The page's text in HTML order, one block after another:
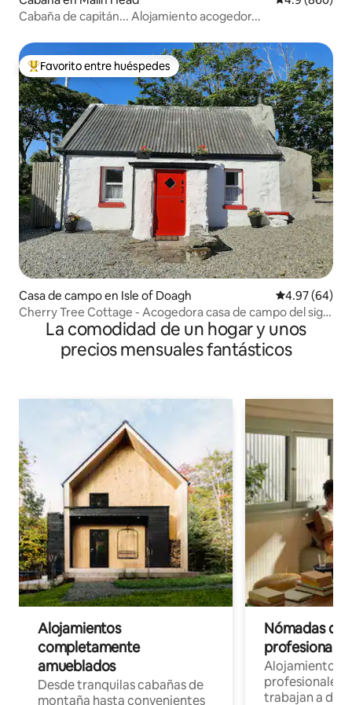
Cabaña de capitán... Alojamiento acogedor...
Favorito entre huéspedes preferido
Favorito entre huéspedes
Casa de campo en Isle of Doagh Calificación
4.97 (64)
Cherry Tree Cottage - Acogedora casa de campo del siglo
La comodidad de un hogar y unos
precios mensuales fantásticos
Alojamientos
completamente
amueblados
Desde tranquilas cabañas de
montaña hasta convenientes
Nómadas
Alojamientos
profesionales
trabajan a